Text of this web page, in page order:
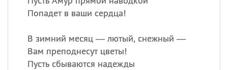
Попадет в ваши сердца!
В зимний месяц — лютый, снежный —
Вам преподнесут цветы!
Пусть сбываются надежды